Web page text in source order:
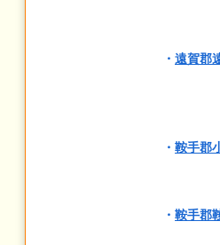
・ 遠賀郡
・ 鞍手郡
・ 鞍手郡